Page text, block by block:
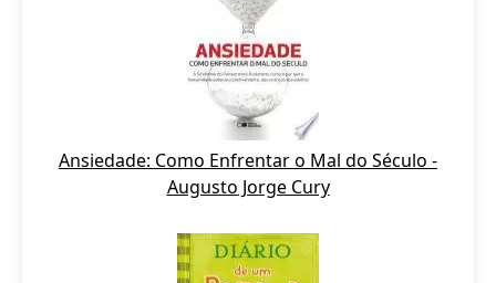
Ansiedade: Como Enfrentar o Mal do Século -
Augusto Jorge Cury